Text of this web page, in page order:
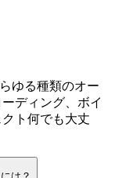
ゆる種類のオー
ディング、ボイ
ト何でも大丈